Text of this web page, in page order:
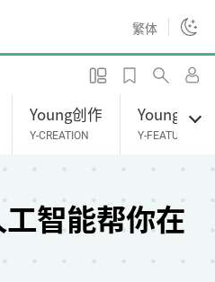
繁体
Young创作
Y-CREATION
Young专题
Y-FEATURES
智能帮你在